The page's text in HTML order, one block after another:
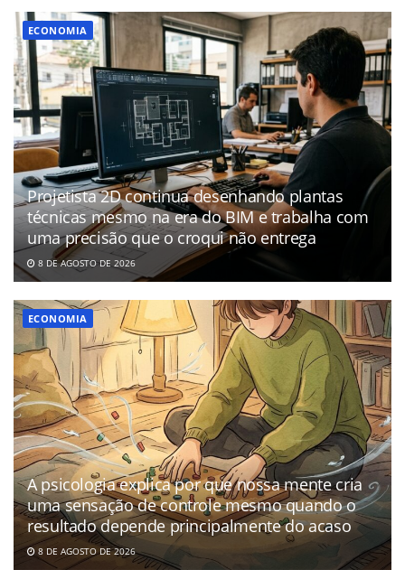
ECONOMIA
Projetista 2D continua desenhando plantas
técnicas mesmo na era do BIM e trabalha com
uma precisão que o croqui não entrega
8 DE AGOSTO DE 2026
ECONOMIA
A psicologia explica por que nossa mente cria
uma sensação de controle mesmo quando o
resultado depende principalmente do acaso
8 DE AGOSTO DE 2026